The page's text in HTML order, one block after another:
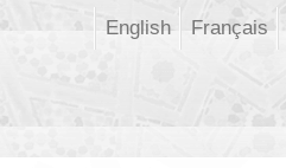
Français
English